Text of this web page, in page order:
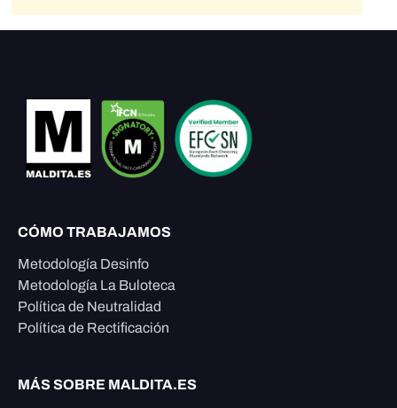
CÓMO TRABAJAMOS
Metodología Desinfo
Metodología La Buloteca
Política de Neutralidad
Política de Rectificación
MÁS SOBRE MALDITA.ES